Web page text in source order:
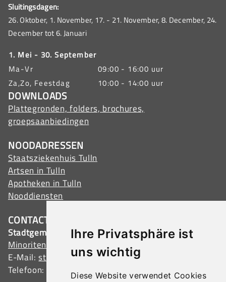
Ihre Privatsphäre ist
uns wichtig
Diese Website verwendet Cookies
Sluitingsdagen:
26. Oktober, 1. November, 17. - 21. November, 8. December, 24.
December tot 6. Januari
1. Mei - 30. September
Ma-Vr
09:00 - 16:00 uur
Za,Zo, Feestdag
10:00 - 14:00 uur
DOWNLOADS
Plattegronden, folders, brochures,
groepsaanbiedingen
NOODADRESSEN
Staatsziekenhuis Tulln
Artsen in Tulln
Apotheken in Tulln
Nooddiensten
CONTACT
Stadtgemeinde Tulln
Minoritenplatz 1, 3430 Tulln, Austria
E-Mail:stadtamt@tulln.gv.at
Telefoon:
+43 (0) 2272 690-0